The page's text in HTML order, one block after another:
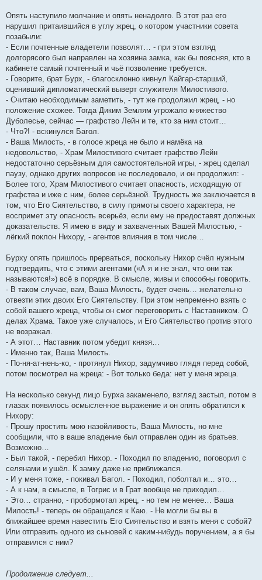
Опять наступило молчание и опять ненадолго. В этот раз его
нарушил притаившийся в углу жрец, о котором участники совета
позабыли:
- Если почтенные владетели позволят… - при этом взгляд
долгорясого был направлен на хозяина замка, как бы поясняя, кто в
кабинете самый почтенный и чьё позволение требуется.
- Говорите, брат Бурх, - благосклонно кивнул Кайгар-старший,
оценивший дипломатический выверт служителя Милостивого.
- Считаю необходимым заметить, - тут же продолжил жрец, - но
положение схожее. Тогда Диким Землям угрожало княжество
Дуболесье, сейчас — графство Лейн и те, кто за ним стоит…
- Что?! - вскинулся Багол.
- Ваша Милость, - в голосе жреца не было и намёка на
недовольство, - Храм Милостивого считает графство Лейн
недостаточно серьёзным для самостоятельной игры, - жрец сделал
паузу, однако других вопросов не последовало, и он продолжил: -
Более того, Храм Милостивого считает опасность, исходящую от
графства и иже с ним, более серьёзной. Трудность же заключается в
том, что Его Сиятельство, в силу прямоты своего характера, не
воспримет эту опасность всерьёз, если ему не предоставят должных
доказательств. Я имею в виду и захваченных Вашей Милостью, -
лёгкий поклон Нихору, - агентов влияния в том числе…
Бурху опять пришлось прерваться, поскольку Нихор счёл нужным
подтвердить, что с этими агентами («А я и не знал, что они так
называются!») всё в порядке. В смысле, живы и способны говорить.
- В таком случае, вам, Ваша Милость, будет очень… желательно
отвезти этих двоих Его Сиятельству. При этом непременно взять с
собой вашего жреца, чтобы он смог переговорить с Наставником. О
делах Храма. Такое уже случалось, и Его Сиятельство против этого
не возражал.
- А этот… Наставник потом убедит князя…
- Именно так, Ваша Милость.
- По-ня-ат-нень-ко, - протянул Нихор, задумчиво глядя перед собой,
потом посмотрел на жреца: - Вот только беда: нет у меня жреца.
На несколько секунд лицо Бурха закаменело, взгляд застыл, потом в
глазах появилось осмысленное выражение и он опять обратился к
Нихору:
- Прошу простить мою назойливость, Ваша Милость, но мне
сообщили, что в ваше владение был отправлен один из братьев.
Возможно…
- Был такой, - перебил Нихор. - Походил по владению, поговорил с
селянами и ушёл. К замку даже не приближался.
- И у меня тоже, - покивал Багол. - Походил, поболтал и… это…
- А к нам, в смысле, в Тогрис и в Грат вообще не приходил…
- Это… странно, - пробормотал жрец, - но тем не менее… Ваша
Милость! - теперь он обращался к Каю. - Не могли бы вы в
ближайшее время навестить Его Сиятельство и взять меня с собой?
Или отправить одного из сыновей с каким-нибудь поручением, а я бы
отправился с ним?
Продолжение следует...